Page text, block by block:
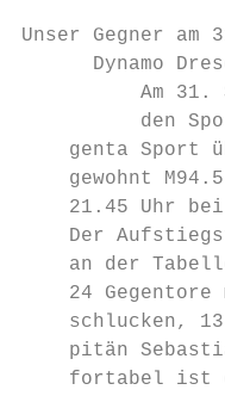
Unser Gegner am
Dynamo
Am 31.
den
genta Sport
gewohnt
21.45 Uhr
Der
an der
24 Gegentore
schlucken,
pitän
fortabel ist